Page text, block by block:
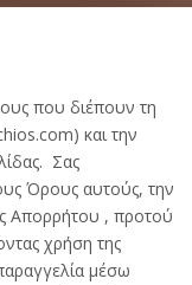
που διέπουν τη
και την
Σας
Όρους αυτούς, την
Απορρήτου , προτού
χρήση της
μέσω